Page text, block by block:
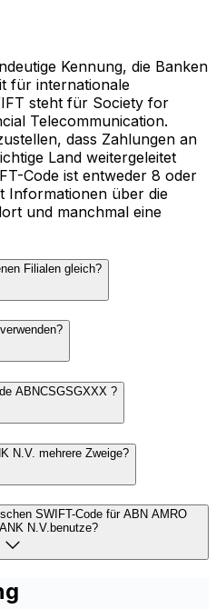
Kennung, die Banken
für internationale
steht für Society for
Telecommunication.
dass Zahlungen an
Land weitergeleitet
Code ist entweder 8 oder
Informationen über die
und manchmal eine
Filialen gleich?
ABNCSGSGXXX ?
N.V. mehrere Zweige?
SWIFT-Code für ABN AMRO
N.V.benutze?